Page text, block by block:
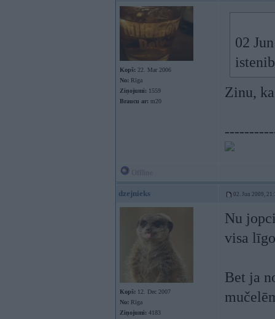
Kopš: 22. Mar 2006
No: Rīga
Ziņojumi: 1559
Braucu ar: m20
02
Zinu,
dzejnieks 02. Jun 2009,
Kopš: 12. Dec 2007
No: Rīga
Ziņojumi: 4183
Nu
visa
Bet ja